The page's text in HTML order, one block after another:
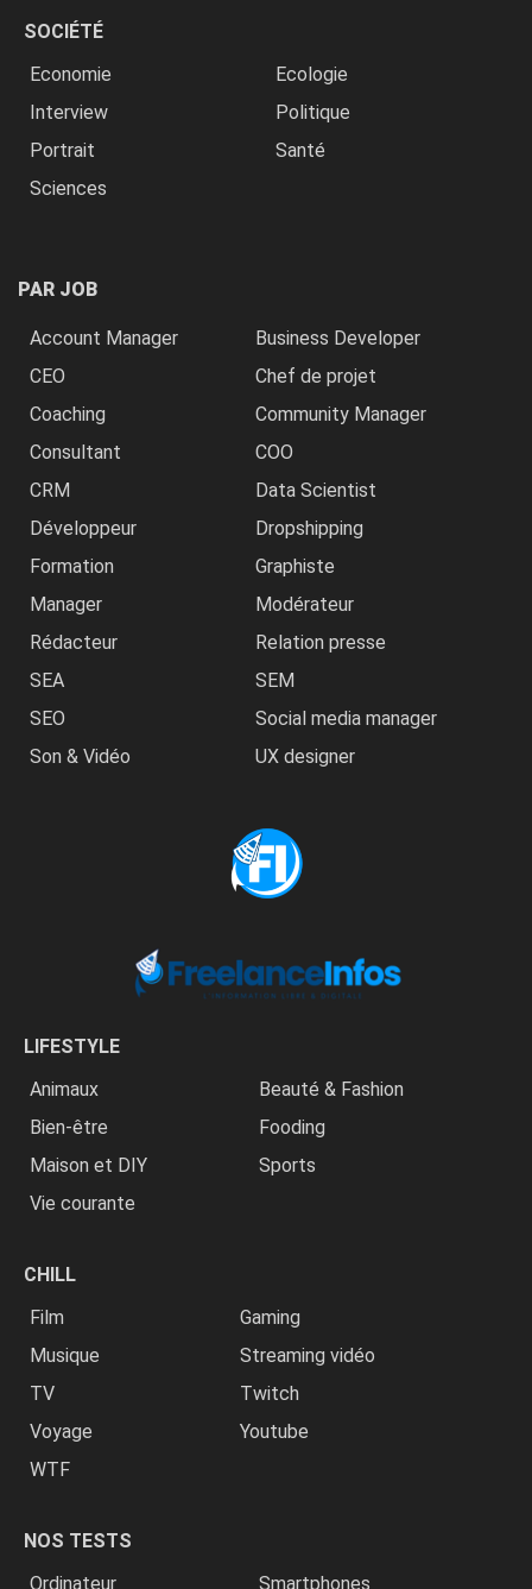
SOCIÉTÉ
Economie
Ecologie
Interview
Politique
Portrait
Santé
Sciences
PAR JOB
Account Manager
Business Developer
CEO
Chef de projet
Coaching
Community Manager
Consultant
COO
CRM
Data Scientist
Développeur
Dropshipping
Formation
Graphiste
Manager
Modérateur
Rédacteur
Relation presse
SEA
SEM
SEO
Social media manager
Son & Vidéo
UX designer
LIFESTYLE
Animaux
Beauté & Fashion
Bien-être
Fooding
Maison et DIY
Sports
Vie courante
CHILL
Film
Gaming
Musique
Streaming vidéo
TV
Twitch
Voyage
Youtube
WTF
NOS TESTS
Ordinateur
Smartphones